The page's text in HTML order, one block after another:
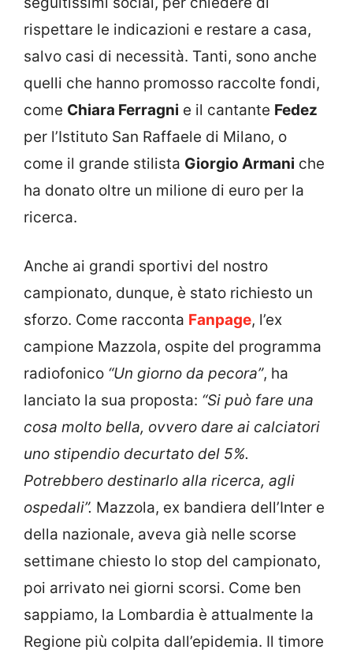
rispettare le indicazioni e restare a casa,
salvo casi di necessità. Tanti, sono anche
quelli che hanno promosso raccolte fondi,
come Chiara Ferragni e il cantante Fedez
per l’Istituto San Raffaele di Milano, o
come il grande stilista Giorgio Armani che
ha donato oltre un milione di euro per la
ricerca.
Anche ai grandi sportivi del nostro
campionato, dunque, è stato richiesto un
sforzo. Come racconta Fanpage, l’ex
campione Mazzola, ospite del programma
radiofonico “Un giorno da pecora”, ha
lanciato la sua proposta: “Si può fare una
cosa molto bella, ovvero dare ai calciatori
uno stipendio decurtato del 5%.
Potrebbero destinarlo alla ricerca, agli
ospedali”. Mazzola, ex bandiera dell’Inter e
della nazionale, aveva già nelle scorse
settimane chiesto lo stop del campionato,
poi arrivato nei giorni scorsi. Come ben
sappiamo, la Lombardia è attualmente la
Regione più colpita dall’epidemia. Il timore